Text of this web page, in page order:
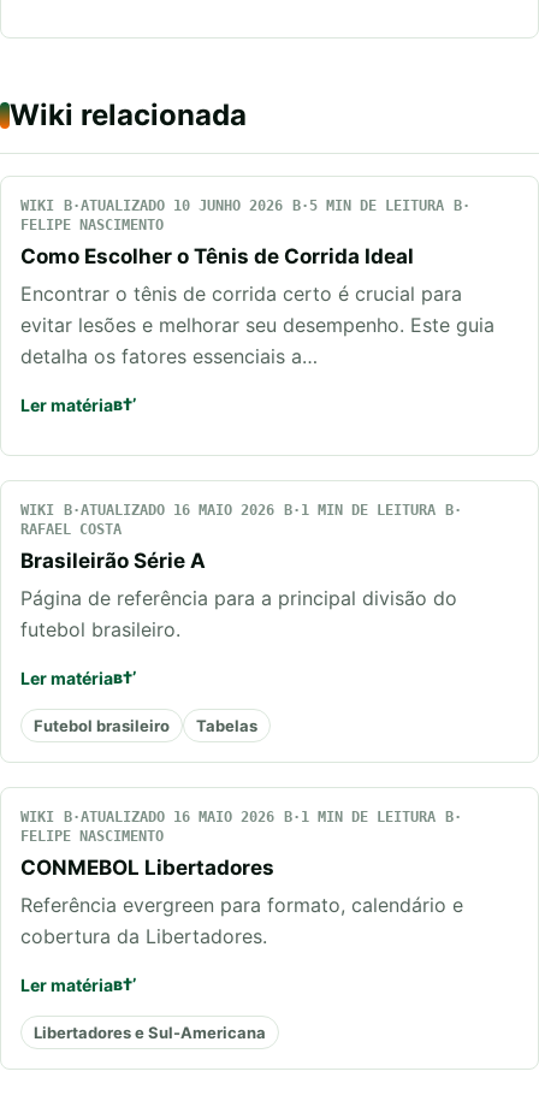
Wiki relacionada
WIKI ATUALIZADO 10 JUNHO 2026
5 MIN DE LEITURA
FELIPE NASCIMENTO
Como Escolher o Tênis de Corrida Ideal
Encontrar o tênis de corrida certo é crucial para
evitar lesões e melhorar seu desempenho. Este guia
detalha os fatores essenciais a…
Ler matéria
WIKI ATUALIZADO 16 MAIO 2026
1 MIN DE LEITURA
RAFAEL COSTA
Brasileirão Série A
Página de referência para a principal divisão do
futebol brasileiro.
Ler matéria
Futebol brasileiro Tabelas
WIKI ATUALIZADO 16 MAIO 2026
1 MIN DE LEITURA
FELIPE NASCIMENTO
CONMEBOL Libertadores
Referência evergreen para formato, calendário e
cobertura da Libertadores.
Ler matéria
Libertadores e Sul-Americana